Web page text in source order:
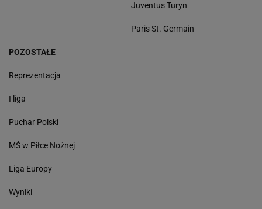
Juventus Turyn
Paris St. Germain
POZOSTAŁE
Reprezentacja
I liga
Puchar Polski
MŚ w Piłce Nożnej
Liga Europy
Wyniki